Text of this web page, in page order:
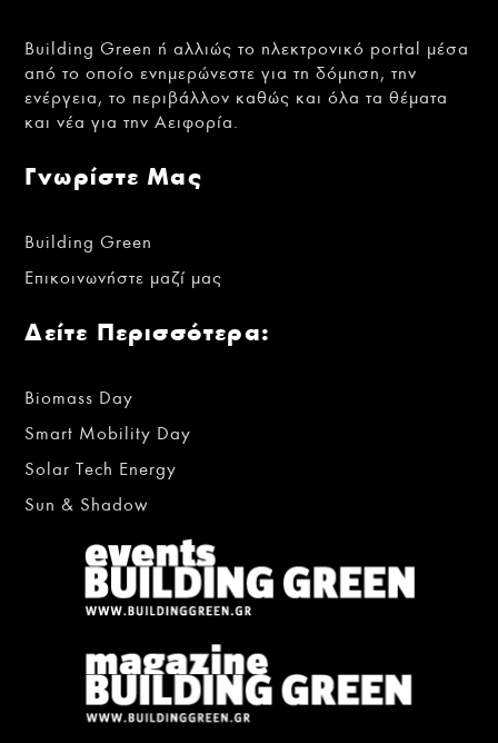
Building Green ή αλλιώς το ηλεκτρονικό portal μέσα
από το οποίο ενημερώνεστε για τη δόμηση, την
ενέργεια, το περιβάλλον καθώς και όλα τα θέματα
και νέα για την Αειφορία.
Γνωρίστε Μας
Building Green
Επικοινωνήστε μαζί μας
Δείτε Περισσότερα:
Biomass Day
Smart Mobility Day
Solar Tech Energy
Sun & Shadow